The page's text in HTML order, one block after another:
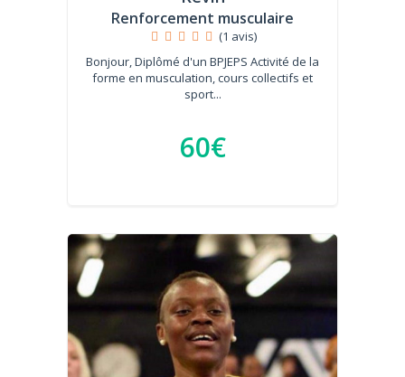
Renforcement musculaire
(1 avis)
Bonjour, Diplômé d'un BPJEPS Activité de la
forme en musculation, cours collectifs et
sport...
60€